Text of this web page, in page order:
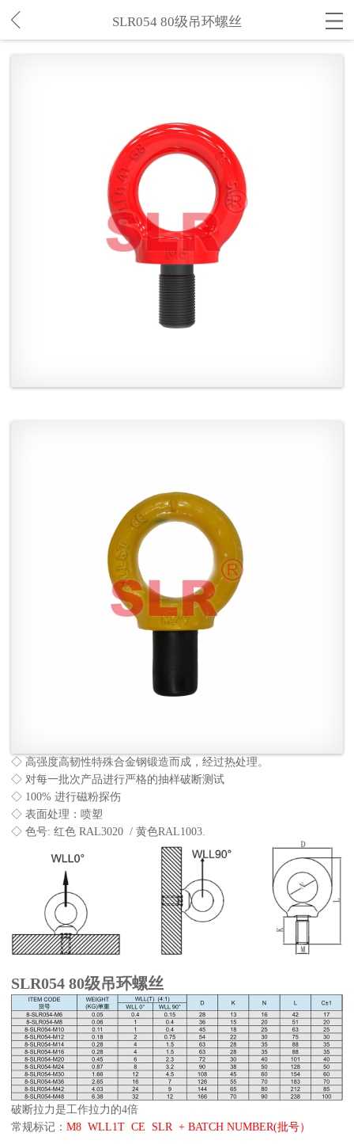
SLR054 80级吊环螺丝
◇ 高强度高韧性特殊合金钢锻造而成，经过热处理。
◇ 对每一批次产品进行严格的抽样破断测试
◇ 100% 进行磁粉探伤
◇ 表面处理：喷塑
◇ 色号: 红色 RAL3020 / 黄色RAL1003.
SLR054 80级吊环螺丝
破断拉力是工作拉力的4倍
常规标记： M8 WLL1T CE SLR + BATCH NUMBER(批号）